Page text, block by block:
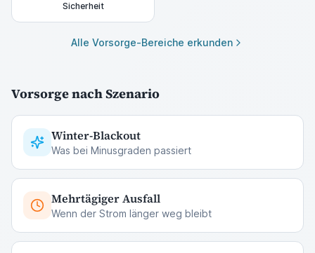
Sicherheit
Alle Vorsorge-Bereiche erkunden
Vorsorge nach Szenario
Winter-Blackout
Was bei Minusgraden passiert
Mehrtägiger Ausfall
Wenn der Strom länger weg bleibt